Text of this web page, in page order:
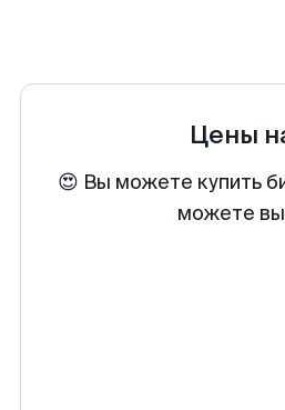
Цены
😍 Вы можете купить
можете